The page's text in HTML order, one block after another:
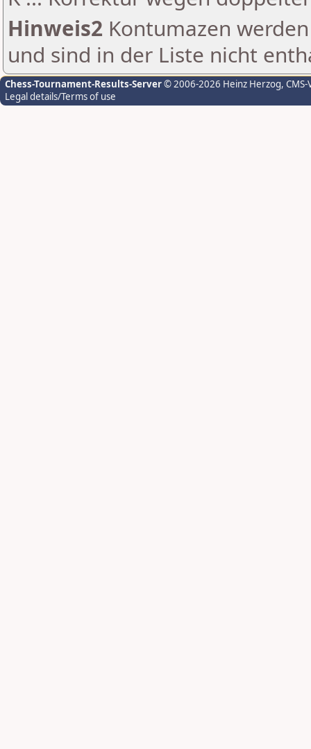
Hinweis2 Kontumazen
und sind in der Liste nicht
Chess-Tournament-Results-Server© 2006-2026 Heinz Herzog,
Legal details/Terms of use